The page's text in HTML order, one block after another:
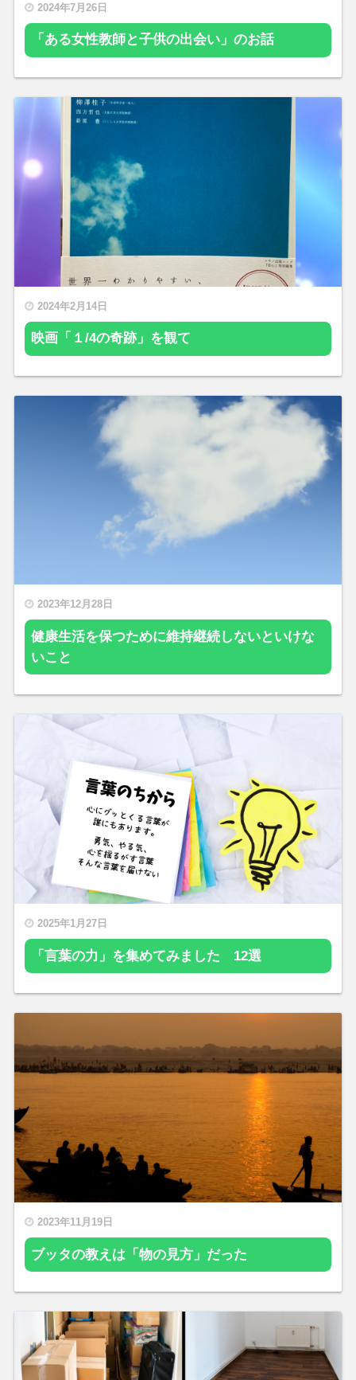
2024年7月26日
「ある女性教師と子供の出会い」のお話
2024年2月14日
映画「１/4の奇跡」を観て
2023年12月28日
健康生活を保つために維持継続しないといけな
いこと
2025年1月27日
「言葉の力」を集めてみました 12選
2023年11月19日
ブッタの教えは「物の見方」だった